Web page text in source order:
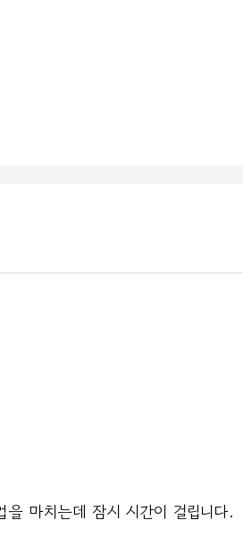
마치는데 잠시 시간이 걸립니다.